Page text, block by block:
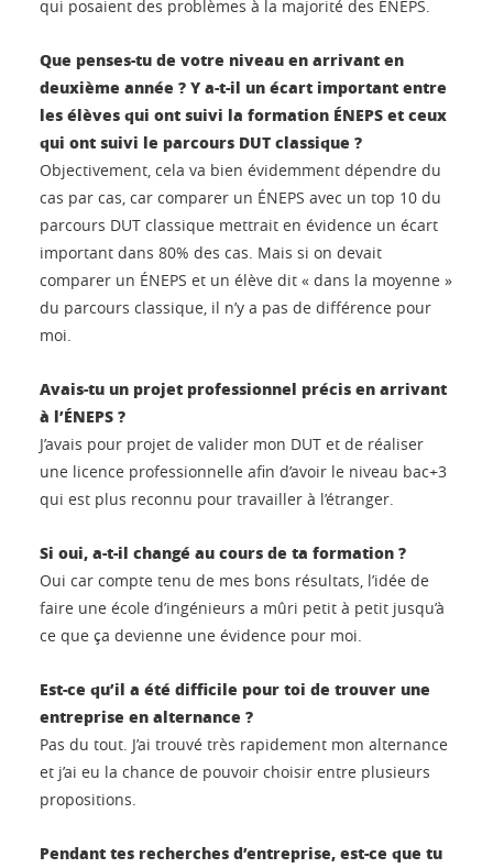
qui posaient des problèmes à la majorité des ÉNEPS.
Que penses-tu de votre niveau en arrivant en
deuxième année ? Y a-t-il un écart important entre
les élèves qui ont suivi la formation ÉNEPS et ceux
qui ont suivi le parcours DUT classique ?
Objectivement, cela va bien évidemment dépendre du
cas par cas, car comparer un ÉNEPS avec un top 10 du
parcours DUT classique mettrait en évidence un écart
important dans 80% des cas. Mais si on devait
comparer un ÉNEPS et un élève dit « dans la moyenne »
du parcours classique, il n’y a pas de différence pour
moi.
Avais-tu un projet professionnel précis en arrivant
à l’ÉNEPS ?
J’avais pour projet de valider mon DUT et de réaliser
une licence professionnelle afin d’avoir le niveau bac+3
qui est plus reconnu pour travailler à l’étranger.
Si oui, a-t-il changé au cours de ta formation ?
Oui car compte tenu de mes bons résultats, l’idée de
faire une école d’ingénieurs a mûri petit à petit jusqu’à
ce que ça devienne une évidence pour moi.
Est-ce qu’il a été difficile pour toi de trouver une
entreprise en alternance ?
Pas du tout. J’ai trouvé très rapidement mon alternance
et j’ai eu la chance de pouvoir choisir entre plusieurs
propositions.
Pendant tes recherches d’entreprise, est-ce que tu